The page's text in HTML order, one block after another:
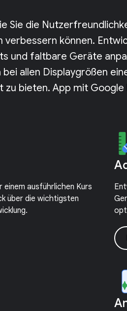
Sie die
verbessern können.
und faltbare Geräte
allen Displaygrößen
bieten. App mit Google
einem ausführlichen Kurs
über die wichtigsten